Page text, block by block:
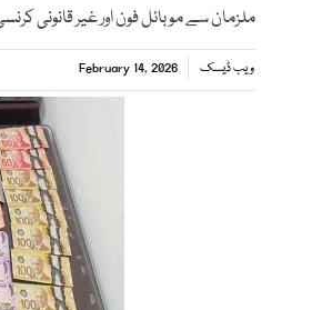
ملزمان سے موبائل فون اور غیر قانونی
ویب ڈیسک February 14, 2026